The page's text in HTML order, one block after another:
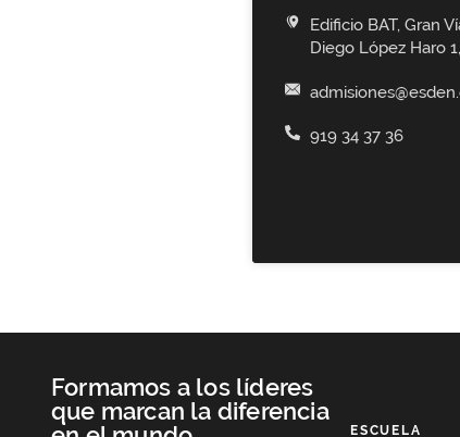
Edificio BAT, Gran
Diego López Haro
919 34 37 36
Formamos a los líderes
que marcan la diferencia
ESCUELA